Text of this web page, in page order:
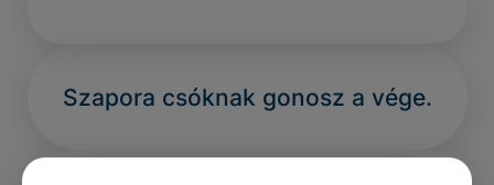
Szapora csóknak gonosz a vége.